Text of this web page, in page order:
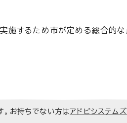
施するため市が定める総合的
。お持ちでない方はアドビシステム